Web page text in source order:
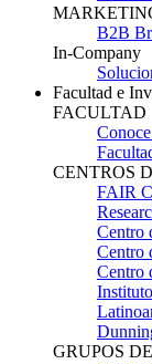
B2B
In-Company
Facultad e
FACULTAD
CENTROS
FAIR
Centro
Centro
Centro
GRUPOS